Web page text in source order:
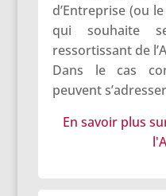
d’Entreprise (ou
qui souhaite
ressortissant de
Dans le cas
peuvent
En savoir plus